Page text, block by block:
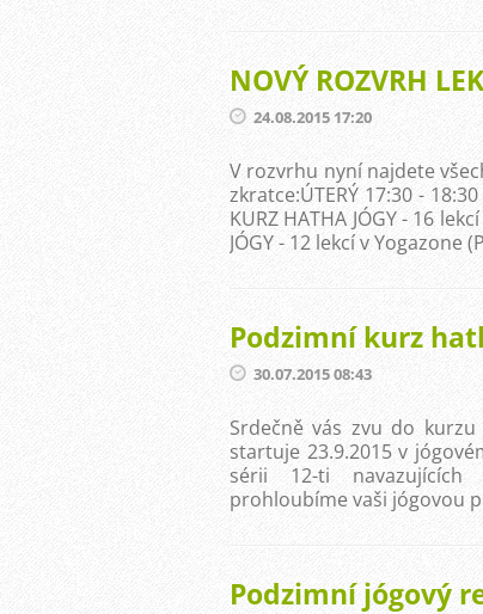
NOVÝ ROZVRH
24.08.2015 17:20
V rozvrhu nyní najdete
zkratce:ÚTERÝ 17:30 -
KURZ HATHA JÓGY - 16
JÓGY - 12 lekcí v Yogazone
Podzimní kurz
30.07.2015 08:43
Srdečně vás zvu do
startuje 23.9.2015 v
sérii 12-ti navazujících
prohloubíme vaši jógovou
Podzimní jógový